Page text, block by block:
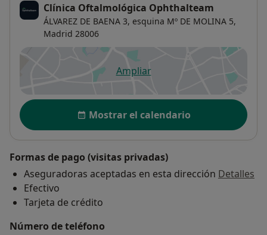
Clínica Oftalmológica Ophthalteam
ÁLVAREZ DE BAENA 3, esquina Mº DE MOLINA 5,
Madrid 28006
Ampliarse abre en una nueva
Disponibilidad
Mostrar el calendario
Formas de pago (visitas privadas)
Aseguradoras aceptadas en esta dirección Detalles
Efectivo
Tarjeta de crédito
Número de teléfono